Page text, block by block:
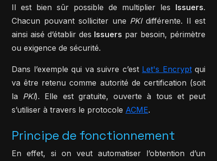
Il est bien sûr possible de multiplier les Issuers.
Chacun pouvant solliciter une PKIdifférente. Il est
ainsi aisé d’établir des Issuers par besoin, périmètre
ou exigence de sécurité.
Dans l’exemple qui va suivre c’est Let's Encryptqui
va être retenu comme autorité de certification (soit
la PKI). Elle est gratuite, ouverte à tous et peut
s’utiliser à travers le protocole ACME.
Principe de fonctionnement
En effet, si on veut automatiser l’obtention d’un